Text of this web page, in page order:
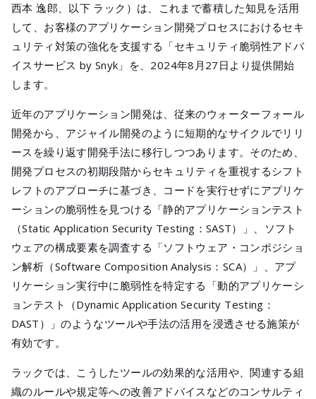
公式SNS
西本 逸郎、以下 ラック）は、これまで蓄積した知見を活用
して、お客様のアプリケーション開発プロセスにおけるセキ
ュリティ対策の強化を支援する「セキュリティ脆弱性アドバ
イスサービス by Snyk」を、2024年8月27日より提供開始
します。
近年のアプリケーション開発は、従来のウォーターフォール
開発から、アジャイル開発のように短期的なサイクルでリリ
ースを繰り返す開発手法に移行しつつあります。そのため、
開発プロセスの初期段階からセキュリティを重視するシフト
レフトのアプローチに基づき、コードを実行せずにアプリケ
ーションの脆弱性を見つける「静的アプリケーションテスト
（Static Application Security Testing：SAST）」、ソフト
ウェアの構成要素を調査する「ソフトウェア・コンポジショ
ン解析（Software Composition Analysis：SCA）」、アプ
リケーション実行中に脆弱性を特定する「動的アプリケーシ
ョンテスト（Dynamic Application Security Testing：
DAST）」のようなツールや手法の活用を浸透させる施策が
有効です。
ラックでは、こうしたツールの効果的な活用や、関連する組
織のルールや規定等への改善アドバイスなどのコンサルティ